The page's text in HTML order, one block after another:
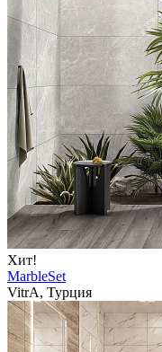
Хит!
MarbleSet
VitrA, Турция